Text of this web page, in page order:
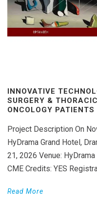
INNOVATIVE
SURGERY &
ONCOLOGY PATIENTS
Project Description On
HyDrama Grand Hotel,
21, 2026 Venue:
CME Credits: YES
Read More